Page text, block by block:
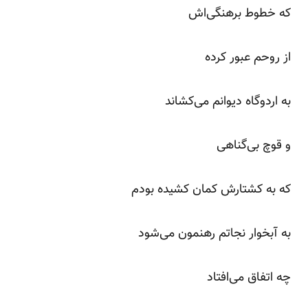
که خطوط برهنگی‌اش
از روحم عبور کرده
به اردوگاه دیوانم می‌کشاند
و قوچ بی‌گناهی
که به کشتارش کمان کشیده بودم
به آبخوار نجاتم رهنمون می‌شود
چه اتفاق می‌افتاد